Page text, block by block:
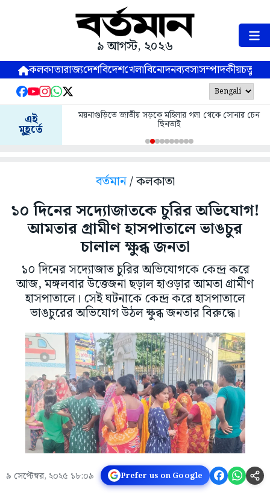
৯ আগস্ট, ২০২৬
কলকাতারাজ্যদেশবিদেশখেলাবিনোদনব্যবসাসম্পাদকীয়
এই
মুহূর্তে
ময়নাগুড়িতে জাতীয় সড়কে মহিলার গলা থেকে সোনার চেন
ছিনতাই
বর্তমান/ কলকাতা
১০ দিনের সদ্যোজাতকে চুরির অভিযোগ!
আমতার গ্রামীণ হাসপাতালে ভাঙচুর
চালাল ক্ষুব্ধ জনতা
১০ দিনের সদ্যোজাত চুরির অভিযোগকে কেন্দ্র করে
আজ, মঙ্গলবার উত্তেজনা ছড়াল হাওড়ার আমতা গ্রামীণ
হাসপাতালে। সেই ঘটনাকে কেন্দ্র করে হাসপাতালে
ভাঙচুরের অভিযোগ উঠল ক্ষুব্ধ জনতার বিরুদ্ধে।
৯ সেপ্টেম্বর, ২০২৫ ১৮:০৯ Prefer us on Google